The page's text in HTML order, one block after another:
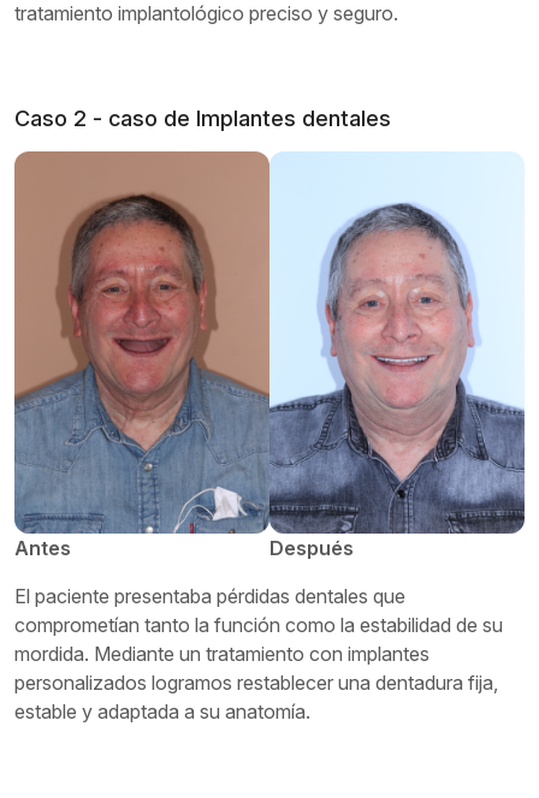
tratamiento implantológico preciso y seguro.
Caso 2 - caso de Implantes dentales
Antes
Después
El paciente presentaba pérdidas dentales que
comprometían tanto la función como la estabilidad de su
mordida. Mediante un tratamiento con implantes
personalizados logramos restablecer una dentadura fija,
estable y adaptada a su anatomía.